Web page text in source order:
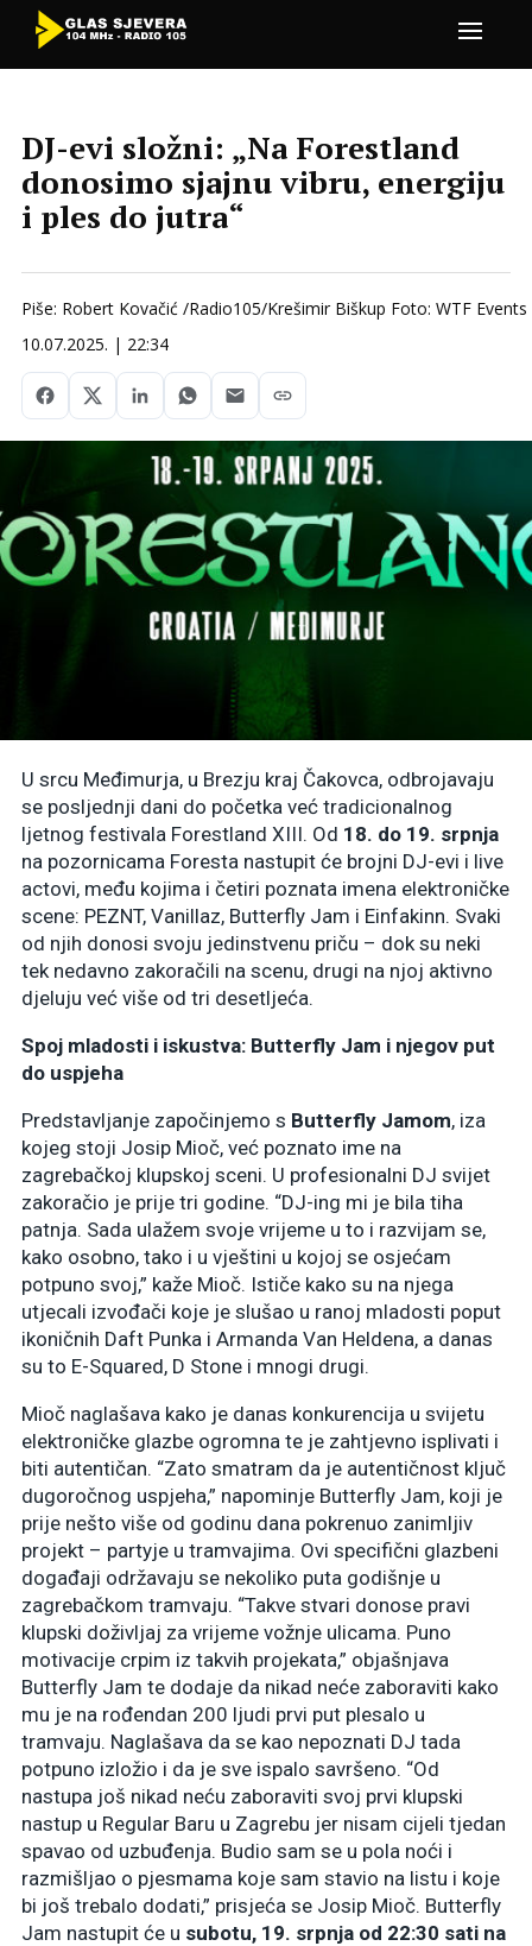
DJ-evi složni: „Na Forestland
donosimo sjajnu vibru, energiju
i ples do jutra“
Piše: Robert Kovačić /Radio105/Krešimir Biškup Foto: WTF Events
10.07.2025. | 22:34
U srcu Međimurja, u Brezju kraj Čakovca, odbrojavaju
se posljednji dani do početka već tradicionalnog
ljetnog festivala Forestland XIII. Od 18. do 19. srpnja
na pozornicama Foresta nastupit će brojni DJ-evi i live
actovi, među kojima i četiri poznata imena elektroničke
scene: PEZNT, Vanillaz, Butterfly Jam i Einfakinn. Svaki
od njih donosi svoju jedinstvenu priču – dok su neki
tek nedavno zakoračili na scenu, drugi na njoj aktivno
djeluju već više od tri desetljeća.
Spoj mladosti i iskustva: Butterfly Jam i njegov put
do uspjeha
Predstavljanje započinjemo s Butterfly Jamom, iza
kojeg stoji Josip Mioč, već poznato ime na
zagrebačkoj klupskoj sceni. U profesionalni DJ svijet
zakoračio je prije tri godine. “DJ-ing mi je bila tiha
patnja. Sada ulažem svoje vrijeme u to i razvijam se,
kako osobno, tako i u vještini u kojoj se osjećam
potpuno svoj,” kaže Mioč. Ističe kako su na njega
utjecali izvođači koje je slušao u ranoj mladosti poput
ikoničnih Daft Punka i Armanda Van Heldena, a danas
su to E-Squared, D Stone i mnogi drugi.
Mioč naglašava kako je danas konkurencija u svijetu
elektroničke glazbe ogromna te je zahtjevno isplivati i
biti autentičan. “Zato smatram da je autentičnost ključ
dugoročnog uspjeha,” napominje Butterfly Jam, koji je
prije nešto više od godinu dana pokrenuo zanimljiv
projekt – partyje u tramvajima. Ovi specifični glazbeni
događaji održavaju se nekoliko puta godišnje u
zagrebačkom tramvaju. “Takve stvari donose pravi
klupski doživljaj za vrijeme vožnje ulicama. Puno
motivacije crpim iz takvih projekata,” objašnjava
Butterfly Jam te dodaje da nikad neće zaboraviti kako
mu je na rođendan 200 ljudi prvi put plesalo u
tramvaju. Naglašava da se kao nepoznati DJ tada
potpuno izložio i da je sve ispalo savršeno. “Od
nastupa još nikad neću zaboraviti svoj prvi klupski
nastup u Regular Baru u Zagrebu jer nisam cijeli tjedan
spavao od uzbuđenja. Budio sam se u pola noći i
razmišljao o pjesmama koje sam stavio na listu i koje
bi još trebalo dodati,” prisjeća se Josip Mioč. Butterfly
Jam nastupit će u subotu, 19. srpnja od 22:30 sati na